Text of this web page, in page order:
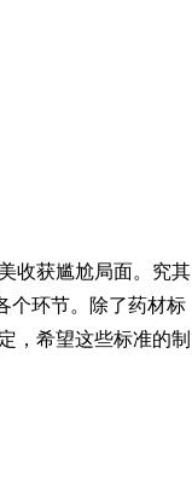
收获尴尬局面。究其
个环节。除了药材标
，希望这些标准的制